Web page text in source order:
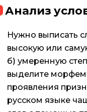
Анализ
Нужно выписать
высокую или
б) умеренную
выделите
проявления
русском языке